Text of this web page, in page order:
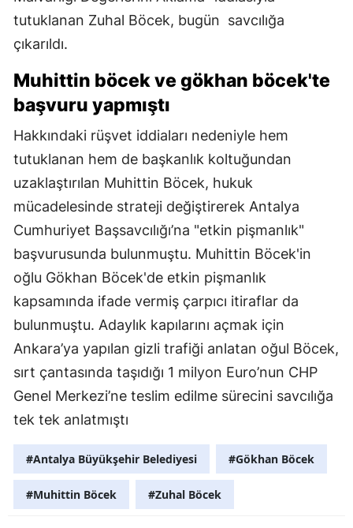
tutuklanan Zuhal Böcek, bugün savcılığa
çıkarıldı.
Muhittin böcek ve gökhan böcek'te
başvuru yapmıştı
Hakkındaki rüşvet iddiaları nedeniyle hem
tutuklanan hem de başkanlık koltuğundan
uzaklaştırılan Muhittin Böcek, hukuk
mücadelesinde strateji değiştirerek Antalya
Cumhuriyet Başsavcılığı’na "etkin pişmanlık"
başvurusunda bulunmuştu. Muhittin Böcek'in
oğlu Gökhan Böcek'de etkin pişmanlık
kapsamında ifade vermiş çarpıcı itiraflar da
bulunmuştu. Adaylık kapılarını açmak için
Ankara’ya yapılan gizli trafiği anlatan oğul Böcek,
sırt çantasında taşıdığı 1 milyon Euro’nun CHP
Genel Merkezi’ne teslim edilme sürecini savcılığa
tek tek anlatmıştı
#Antalya Büyükşehir Belediyesi #Gökhan Böcek
#Muhittin Böcek #Zuhal Böcek